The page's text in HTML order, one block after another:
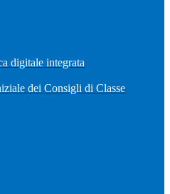
digitale integrata
dei Consigli di Classe